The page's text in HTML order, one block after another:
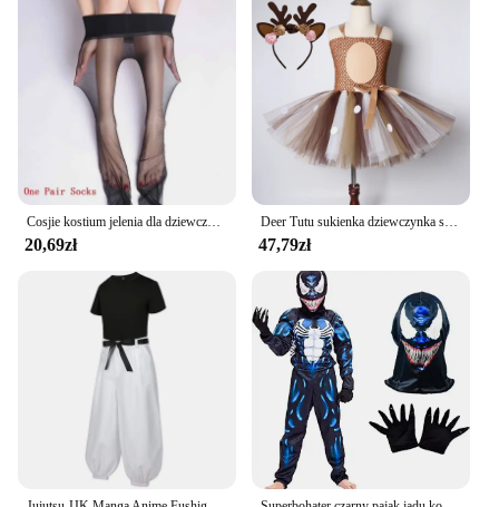
Cosjie kostium jelenia dla dziewczynek świąteczna sukienka Tutu maluch strój urodzinowy dla dziecka renifer zwierząt Cosplay dzieci przebranie na Halloween
20,69zł
Deer Tutu sukienka dziewczynka sukienki świąteczne z opaską dziecięcy kostium na Halloween Baby Girl Princess esk renifer strój na nowy rok
47,79zł